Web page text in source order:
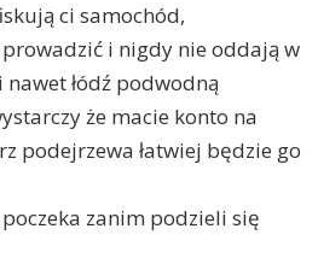
ci samochód,
i nigdy nie oddają w
łódź podwodną
że macie konto na
podejrzewa łatwiej będzie go
zanim podzieli się